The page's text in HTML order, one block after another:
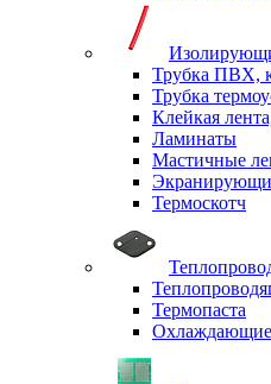
Трубка ПВХ,
Трубка
Клейкая
Ламинаты
Мастичные
Термоскотч
Термопаста